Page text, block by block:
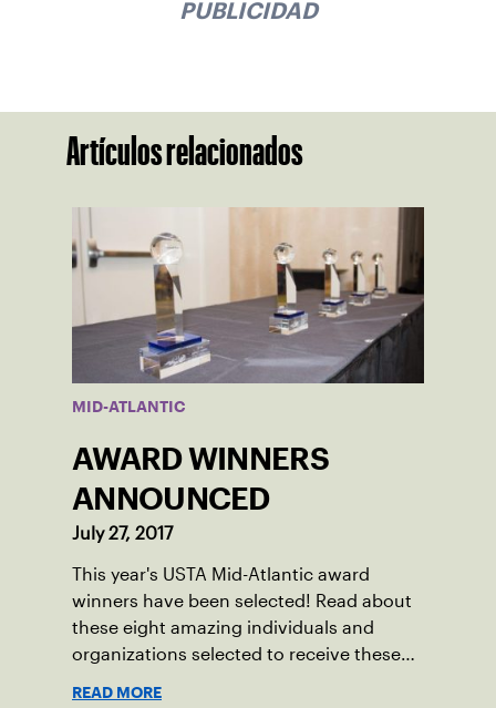
PUBLICIDAD
Artículos relacionados
MID-ATLANTIC
AWARD WINNERS
ANNOUNCED
July 27, 2017
This year's USTA Mid-Atlantic award
winners have been selected! Read about
these eight amazing individuals and
organizations selected to receive these
READ MORE